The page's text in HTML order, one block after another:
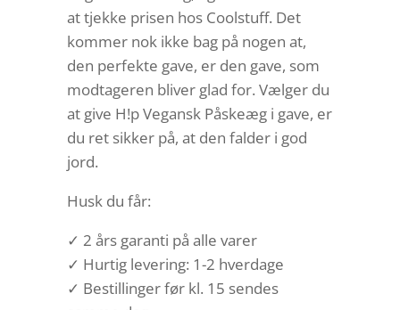
at tjekke prisen hos Coolstuff. Det
kommer nok ikke bag på nogen at,
den perfekte gave, er den gave, som
modtageren bliver glad for. Vælger du
at give H!p Vegansk Påskeæg i gave, er
du ret sikker på, at den falder i god
jord.
Husk du får:
✓ 2 års garanti på alle varer
✓ Hurtig levering: 1-2 hverdage
✓ Bestillinger før kl. 15 sendes